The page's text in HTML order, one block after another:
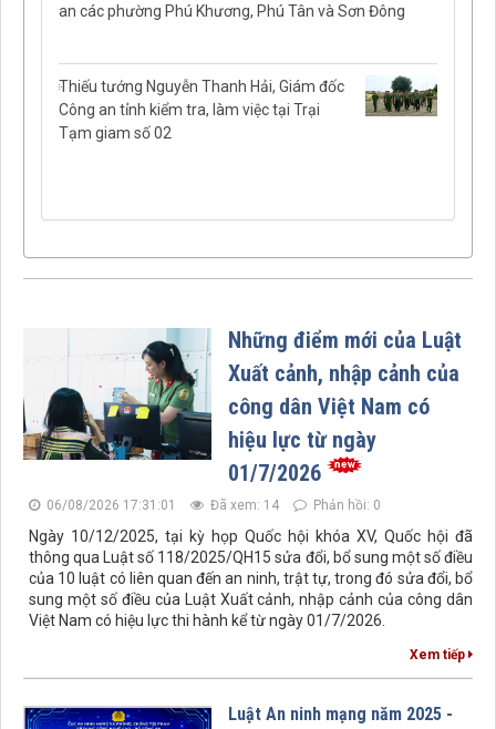
an các phường Phú Khương, Phú Tân và Sơn Đông
Thiếu tướng Nguyễn Thanh Hải, Giám đốc
Công an tỉnh kiểm tra, làm việc tại Trại
Tạm giam số 02
Những điểm mới của Luật
Xuất cảnh, nhập cảnh của
công dân Việt Nam có
hiệu lực từ ngày
01/7/2026
06/08/2026 17:31:01 Đã xem: 14 Phản hồi: 0
Ngày 10/12/2025, tại kỳ họp Quốc hội khóa XV, Quốc hội đã
thông qua Luật số 118/2025/QH15 sửa đổi, bổ sung một số điều
của 10 luật có liên quan đến an ninh, trật tự, trong đó sửa đổi, bổ
sung một số điều của Luật Xuất cảnh, nhập cảnh của công dân
Việt Nam có hiệu lực thi hành kể từ ngày 01/7/2026.
Xem tiếp
Luật An ninh mạng năm 2025 -